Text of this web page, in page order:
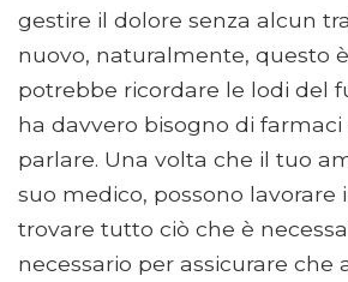
gestire il dolore senza alcun
nuovo, naturalmente, questo
potrebbe ricordare le lodi del
ha davvero bisogno di farmaci
parlare. Una volta che il tuo
suo medico, possono lavorare
trovare tutto ciò che è
necessario per assicurare che